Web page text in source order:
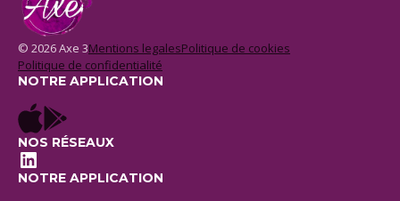
© 2026 Axe 3Mentions legalesPolitique de cookies
Politique de confidentialité
NOTRE APPLICATION
NOS RÉSEAUX
LinkedIn
NOTRE APPLICATION